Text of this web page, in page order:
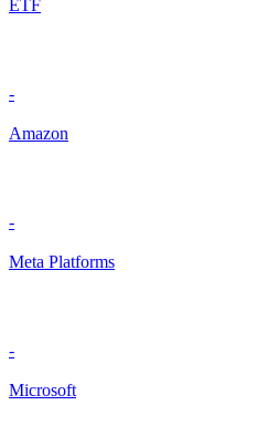
ETF
-
Amazon
-
Meta Platforms
-
Microsoft